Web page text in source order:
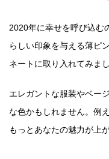
2020年に幸せを呼び込む
らしい印象を与える薄ピ
ネートに取り入れてみまし
エレガントな服装やベー
な色かもしれません。例
もっとあなたの魅力が上